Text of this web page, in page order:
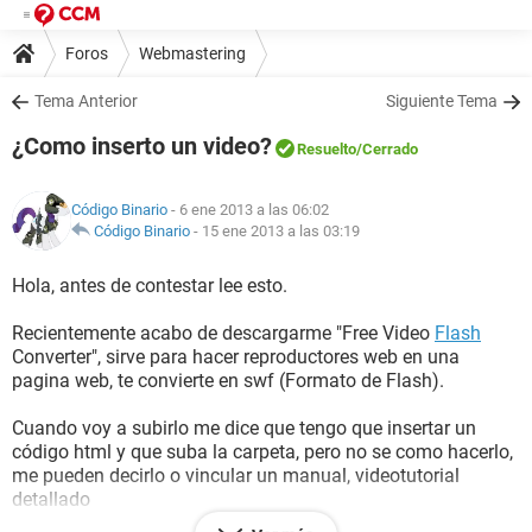
Foros Webmastering
Tema Anterior Siguiente Tema
¿Como inserto un video? Resuelto/Cerrado
Código Binario - 6 ene 2013 a las 06:02
Código Binario - 15 ene 2013 a las 03:19
Hola, antes de contestar lee esto.
Recientemente acabo de descargarme "Free Video Flash
Converter", sirve para hacer reproductores web en una
pagina web, te convierte en swf (Formato de Flash).
Cuando voy a subirlo me dice que tengo que insertar un
código html y que suba la carpeta, pero no se como hacerlo,
me pueden decirlo o vincular un manual, videotutorial
detallado